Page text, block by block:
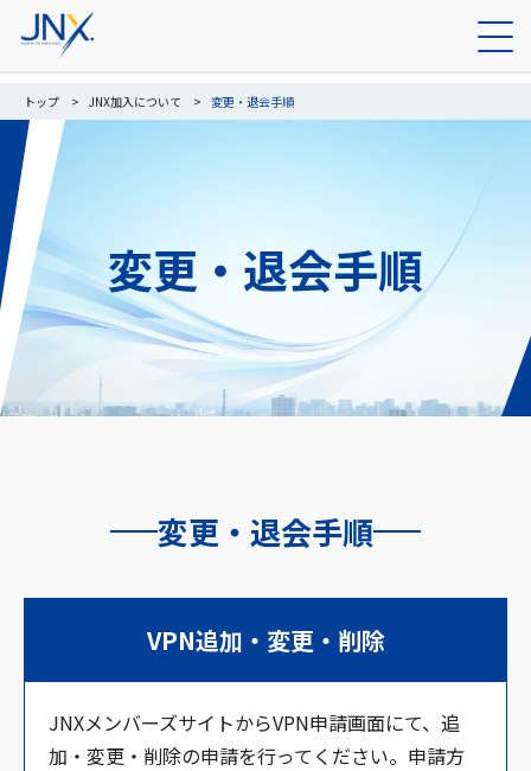
トップ JNX加入について 変更・退会手順
変更・退会手順
変更・退会手順
VPN追加・変更・削除
JNXメンバーズサイトからVPN申請画面にて、追
加・変更・削除の申請を行ってください。申請方